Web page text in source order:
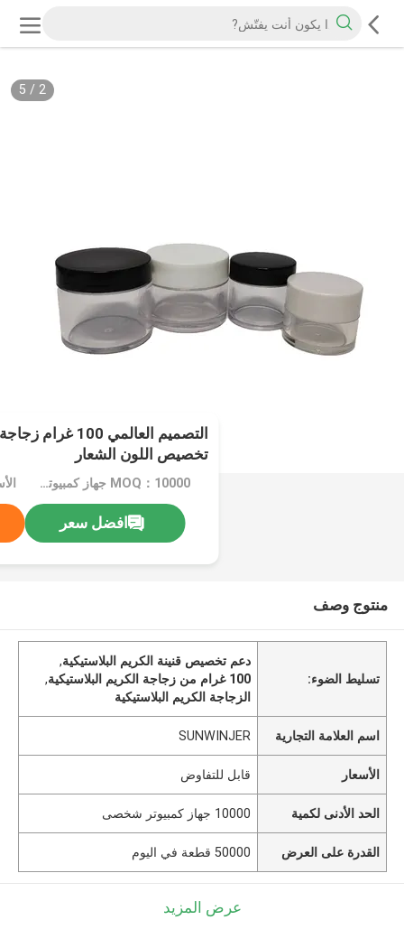
2
/
5
التصميم العالمي
تخصيص اللون الشعار
MOQ：10000 جهاز كمبيوتر شخصى
افضل سعر
منتوج وصف
تسليط الضوء:
دعم تخصيص قنينة الكريم البلاستيكية,
100 غرام من زجاجة الكريم البلاستيكية
,
الزجاجة الكريم البلاستيكية
اسم العلامة التجارية SUNWINJER
الأسعار قابل للتفاوض
الحد الأدنى لكمية 10000 جهاز كمبيوتر شخصى
القدرة على العرض 50000 قطعة في اليوم
عرض المزيد